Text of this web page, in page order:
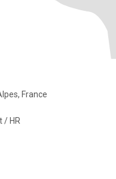
France
/ HR